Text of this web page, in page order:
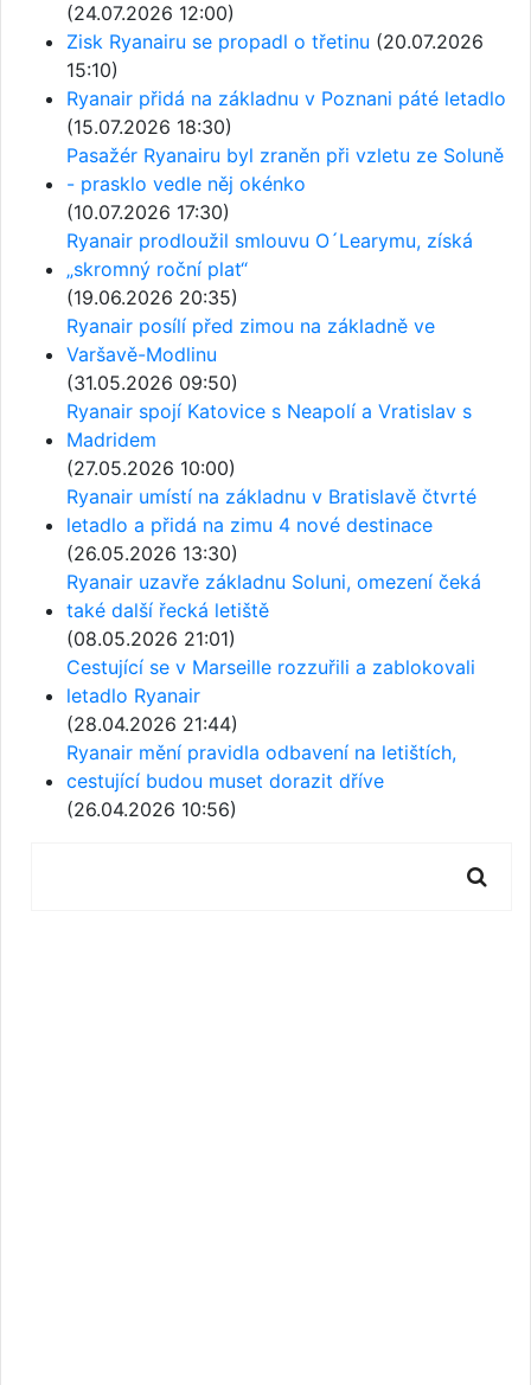
(24.07.2026 12:00)
Zisk Ryanairu se propadl o třetinu (20.07.2026
15:10)
Ryanair přidá na základnu v Poznani páté letadlo
(15.07.2026 18:30)
Pasažér Ryanairu byl zraněn při vzletu ze Soluně
- prasklo vedle něj okénko
(10.07.2026 17:30)
Ryanair prodloužil smlouvu O´Learymu, získá
„skromný roční plat“
(19.06.2026 20:35)
Ryanair posílí před zimou na základně ve
Varšavě-Modlinu
(31.05.2026 09:50)
Ryanair spojí Katovice s Neapolí a Vratislav s
Madridem
(27.05.2026 10:00)
Ryanair umístí na základnu v Bratislavě čtvrté
letadlo a přidá na zimu 4 nové destinace
(26.05.2026 13:30)
Ryanair uzavře základnu Soluni, omezení čeká
také další řecká letiště
(08.05.2026 21:01)
Cestující se v Marseille rozzuřili a zablokovali
letadlo Ryanair
(28.04.2026 21:44)
Ryanair mění pravidla odbavení na letištích,
cestující budou muset dorazit dříve
(26.04.2026 10:56)